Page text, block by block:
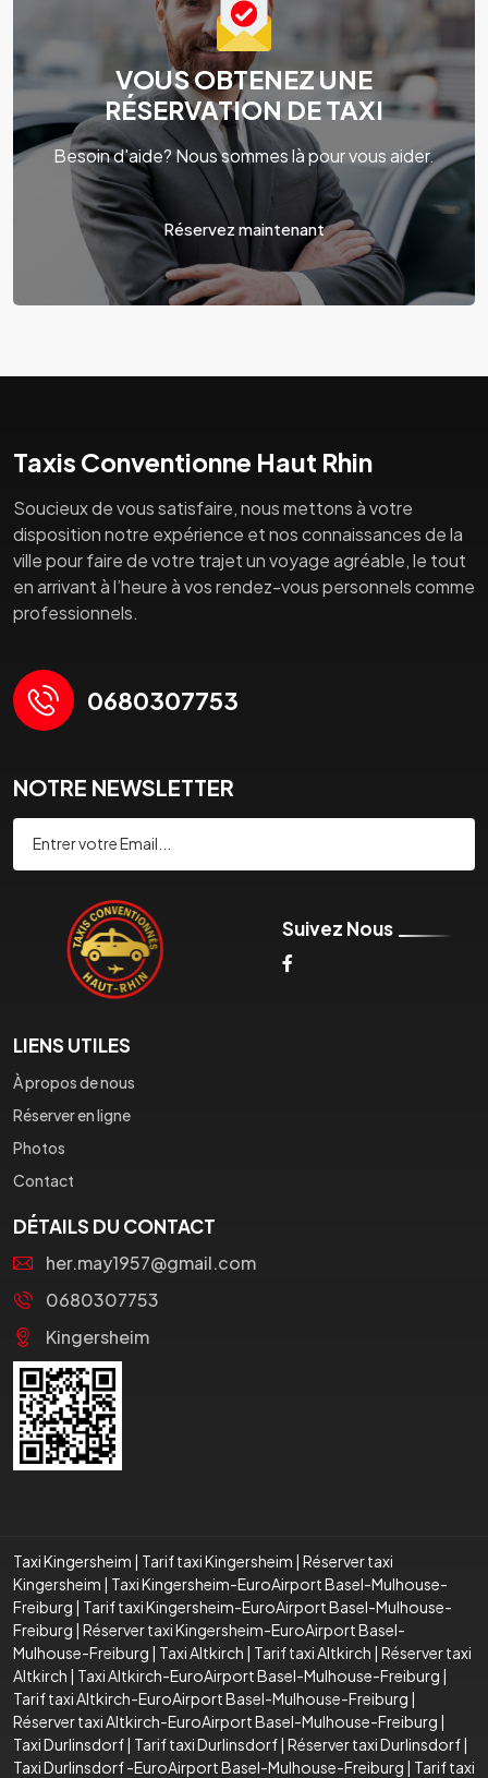
VOUS OBTENEZ UNE
RÉSERVATION DE TAXI
Besoin d'aide? Nous sommes là pour vous aider.
Réservez maintenant
Taxis Conventionne Haut Rhin
Soucieux de vous satisfaire, nous mettons à votre
disposition notre expérience et nos connaissances de la
ville pour faire de votre trajet un voyage agréable, le tout
en arrivant à l’heure à vos rendez-vous personnels comme
professionnels.
0680307753
NOTRE NEWSLETTER
Suivez Nous
LIENS UTILES
À propos de nous
Réserver en ligne
Photos
Contact
DÉTAILS DU CONTACT
her.may1957@gmail.com
0680307753
Kingersheim
Taxi Kingersheim | Tarif taxi Kingersheim | Réserver taxi
Kingersheim | Taxi Kingersheim-EuroAirport Basel-Mulhouse-
Freiburg | Tarif taxi Kingersheim-EuroAirport Basel-Mulhouse-
Freiburg | Réserver taxi Kingersheim-EuroAirport Basel-
Mulhouse-Freiburg | Taxi Altkirch | Tarif taxi Altkirch | Réserver taxi
Altkirch | Taxi Altkirch-EuroAirport Basel-Mulhouse-Freiburg |
Tarif taxi Altkirch-EuroAirport Basel-Mulhouse-Freiburg |
Réserver taxi Altkirch-EuroAirport Basel-Mulhouse-Freiburg |
Taxi Durlinsdorf| Tarif taxi Durlinsdorf| Réserver taxi Durlinsdorf|
Taxi Durlinsdorf -EuroAirport Basel-Mulhouse-Freiburg | Tarif taxi